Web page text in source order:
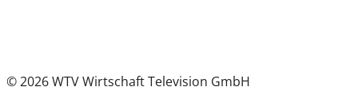
© 2026 WTV Wirtschaft Television GmbH